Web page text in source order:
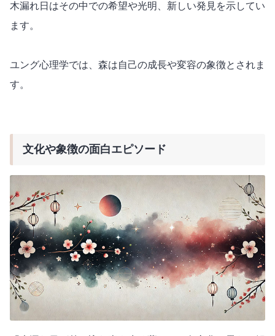
木漏れ日はその中での希望や光明、新しい発見を示してい
ます。
ユング心理学では、森は自己の成長や変容の象徴とされま
す。
文化や象徴の面白エピソード